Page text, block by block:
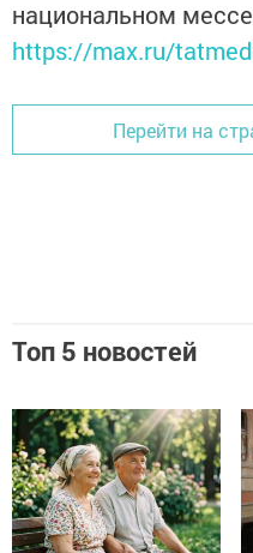
национальном
https://max.ru/
Перейти на
Топ 5 новостей